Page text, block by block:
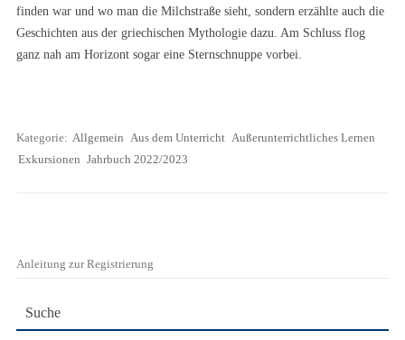
finden war und wo man die Milchstraße sieht, sondern erzählte auch die
Geschichten aus der griechischen Mythologie dazu. Am Schluss flog
ganz nah am Horizont sogar eine Sternschnuppe vorbei.
Kategorie: Allgemein Aus dem Unterricht Außerunterrichtliches Lernen
Exkursionen Jahrbuch 2022/2023
Anleitung zur Registrierung
Suche